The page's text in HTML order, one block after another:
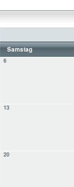
Samstag
6
13
20